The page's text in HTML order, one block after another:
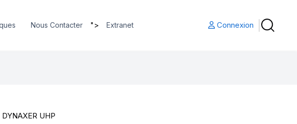
Nous Contacter "> Extranet Connexion
UHP